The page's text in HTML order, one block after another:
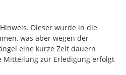
Dieser wurde in die
was aber wegen der
eine kurze Zeit dauern
Mitteilung zur Erledigung erfolgt